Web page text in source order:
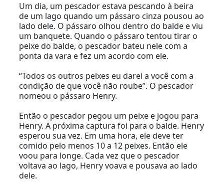
Um dia, um pescador estava pescando à beira
de um lago quando um pássaro cinza pousou ao
lado dele. O pássaro olhou dentro do balde e viu
um banquete. Quando o pássaro tentou tirar o
peixe do balde, o pescador bateu nele com a
ponta da vara e fez um acordo com ele.
“Todos os outros peixes eu darei a você com a
condição de que você não roube”. O pescador
nomeou o pássaro Henry.
Então o pescador pegou um peixe e jogou para
Henry. A próxima captura foi para o balde. Henry
esperou sua vez. Em uma hora, ele deve ter
comido pelo menos 10 a 12 peixes. Então ele
voou para longe. Cada vez que o pescador
voltava ao lago, Henry voava e pousava ao lado
dele.